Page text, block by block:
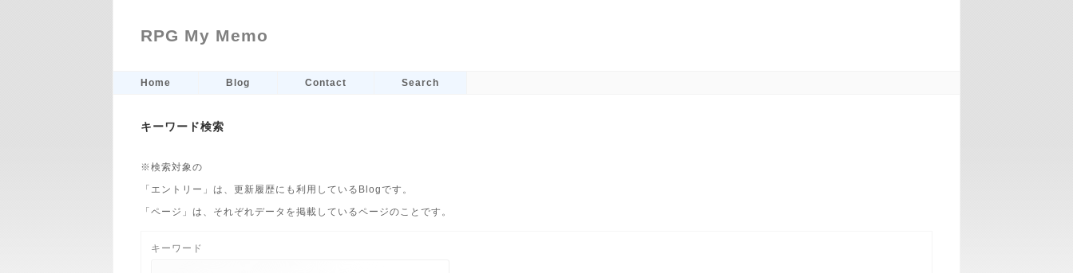
RPG My Memo
Home Blog Contact Search
キーワード検索
※検索対象の
「エントリー」は、更新履歴にも利用しているBlogです。
「ページ」は、それぞれデータを掲載しているページのことです。
キーワード